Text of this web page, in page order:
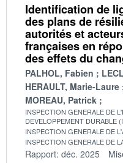
Identification de
des plans de
autorités et
françaises en
des effets du
PALHOL, Fabien
HERAULT, Marie-Laure
MOREAU, Patrick
INSPECTION GENERALE DE
DEVELOPPEMENT DURABLE
INSPECTION GENERALE DE
INSPECTION GENERALE DE
Rapport: déc. 2025